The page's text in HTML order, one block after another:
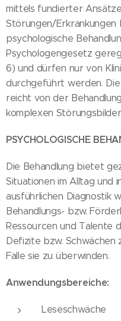
mittels fundierter
Störungen/Erkrankungen
psychologische
Psychologengesetz
6) und dürfen nur von
durchgeführt werden.
reicht von der
komplexen
PSYCHOLOGISCHE
Die Behandlung bietet
Situationen im Alltag und
ausführlichen Diagnostik
Behandlungs- bzw.
Ressourcen und Talente
Defizite bzw. Schwächen
Falle sie zu überwinden.
Anwendungsbereiche:
Leseschwäche